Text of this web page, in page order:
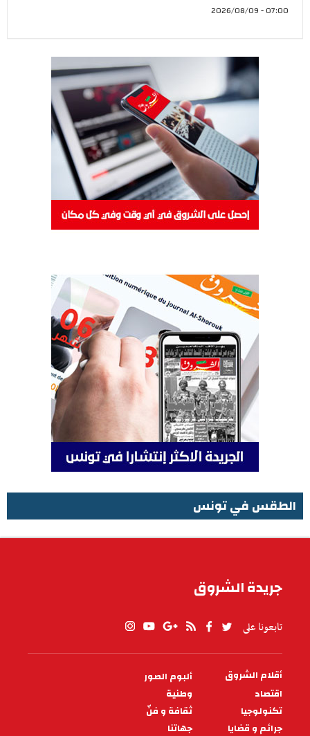
07:00 - 2026/08/09
الطقس في تونس
جريدة الشروق
تابعونا على
PIED
DE
PAGE
أقلام الشروق
ألبوم الصور
اقتصاد
وطنية
تكنولوجيا
ثقافة و فنّ
جرائم و قضايا
جهاتنا